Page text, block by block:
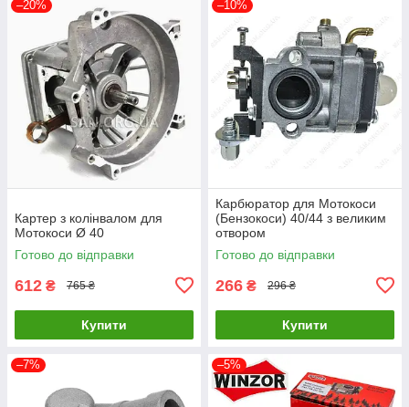
–20%
Картер з колінвалом для
Мотокоси Ø 40
Готово до відправки
612 ₴ 765 ₴
Купити
–10%
Карбюратор для Мотокоси
(Бензокоси) 40/44 з великим
отвором
Готово до відправки
266 ₴ 296 ₴
Купити
–7% –5%